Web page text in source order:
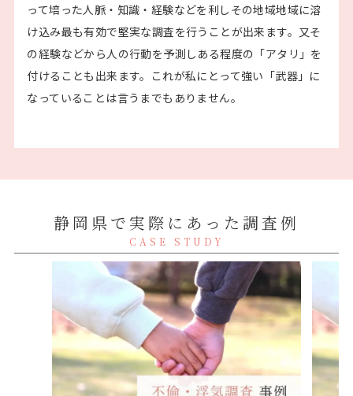
って培った人脈・知識・経験などを利しその地域地域に溶
け込み最も有効で堅実な調査を行うことが出来ます。又そ
の経験などから人の行動を予測しある程度の「アタリ」を
付けることも出来ます。これが私にとって強い「武器」に
なっていることは言うまでもありません。
静岡県で実際にあった調査例
CASE STUDY